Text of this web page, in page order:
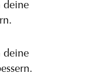
deine
deine